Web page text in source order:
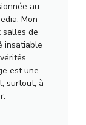
au
Mon
salles de
insatiable
est une
surtout, à